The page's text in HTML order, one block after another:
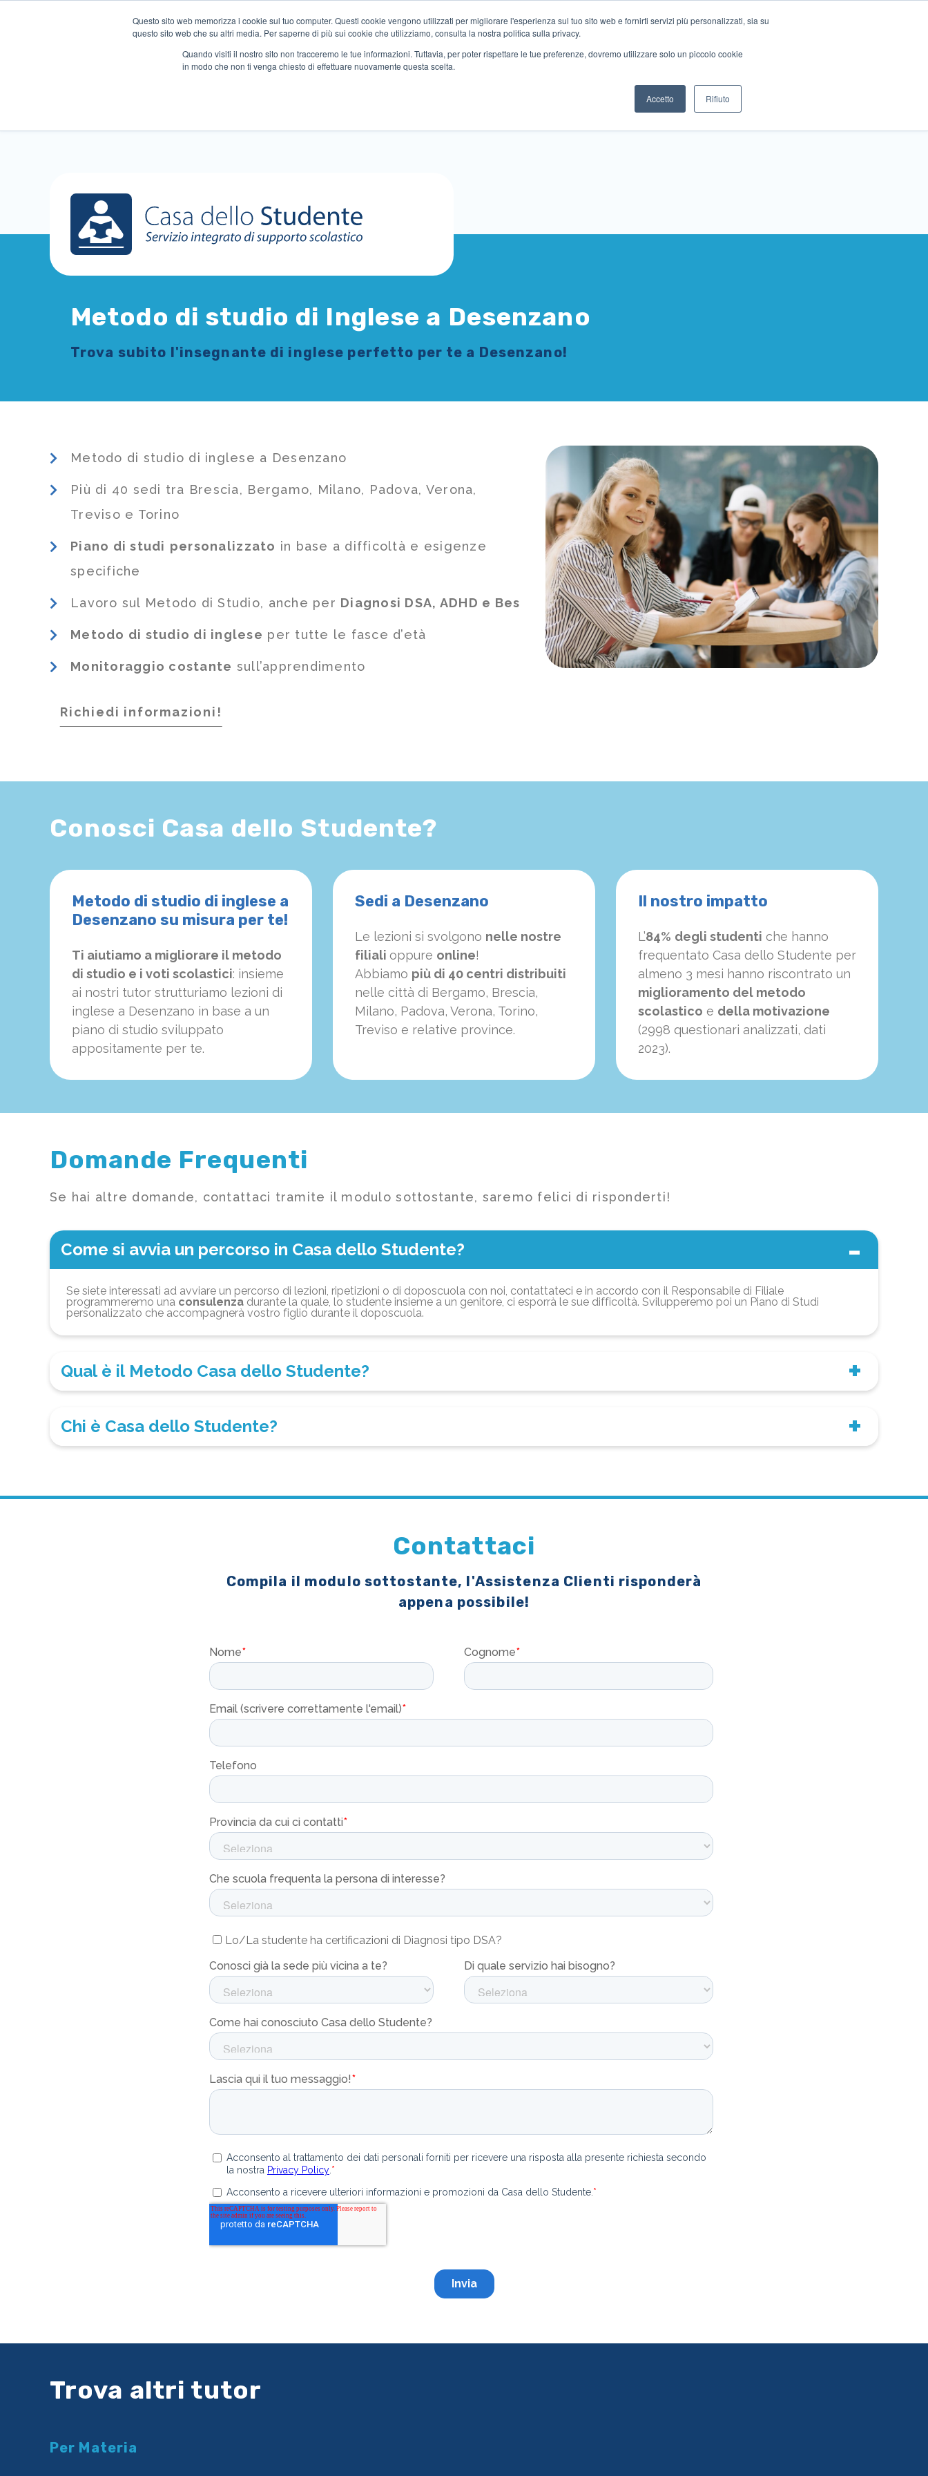
Questo sito web memorizza i cookie sul tuo computer. Questi cookie vengono utilizzati per migliorare l'esperienza sul tuo sito web e fornirti servizi più personalizzati, sia su
questo sito web che su altri media. Per saperne di più sui cookie che utilizziamo, consulta la nostra politica sulla privacy.
Quando visiti il ​​nostro sito non tracceremo le tue informazioni. Tuttavia, per poter rispettare le tue preferenze, dovremo utilizzare solo un piccolo cookie
in modo che non ti venga chiesto di effettuare nuovamente questa scelta.
Accetto Rifiuto
Metodo di studio di Inglese a Desenzano
Trova subito l'insegnante di inglese perfetto per te a Desenzano!
Metodo di studio di inglese a Desenzano
Più di 40 sedi tra Brescia, Bergamo, Milano, Padova, Verona,
Treviso e Torino
Piano di studi personalizzato in base a difficoltà e esigenze
specifiche
Lavoro sul Metodo di Studio, anche per Diagnosi DSA, ADHD e Bes
Metodo di studio di inglese per tutte le fasce d’età
Monitoraggio costante sull’apprendimento
Richiedi informazioni!
Conosci Casa dello Studente?
Metodo di studio di inglese a
Desenzano su misura per te!
Ti aiutiamo a migliorare il metodo
di studio e i voti scolastici: insieme
ai nostri tutor strutturiamo lezioni di
inglese a Desenzano in base a un
piano di studio sviluppato
appositamente per te.
Sedi a Desenzano
Le lezioni si svolgono nelle nostre
filiali oppure online!
Abbiamo più di 40 centri distribuiti
nelle città di Bergamo, Brescia,
Milano, Padova, Verona, Torino,
Treviso e relative province.
Il nostro impatto
L’84% degli studenti che hanno
frequentato Casa dello Studente per
almeno 3 mesi hanno riscontrato un
miglioramento del metodo
scolastico e della motivazione
(2998 questionari analizzati, dati
2023).
Domande Frequenti
Se hai altre domande, contattaci tramite il modulo sottostante, saremo felici di risponderti!
Come si avvia un percorso in Casa dello Studente?
Se siete interessati ad avviare un percorso di lezioni, ripetizioni o di doposcuola con noi, contattateci e in accordo con il Responsabile di Filiale
programmeremo una consulenza durante la quale, lo studente insieme a un genitore, ci esporrà le sue difficoltà. Svilupperemo poi un Piano di Studi
personalizzato che accompagnerà vostro figlio durante il doposcuola.
Qual è il Metodo Casa dello Studente?
Chi è Casa dello Studente?
Contattaci
Compila il modulo sottostante, l'Assistenza Clienti risponderà
appena possibile!
Trova altri tutor
Per Materia